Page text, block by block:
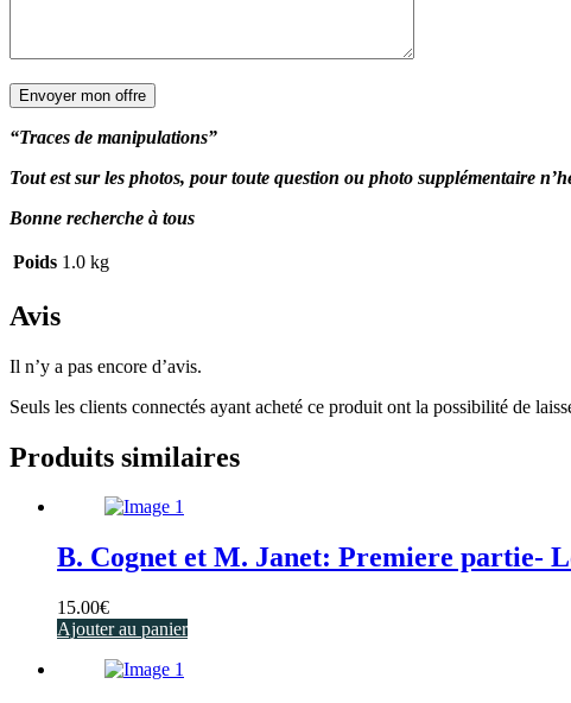
“Traces de manipulations”
Tout est sur les photos, pour toute question ou photo supplémentaire
Bonne recherche à tous
Poids 1.0 kg
Avis
Il n’y a pas encore d’avis.
Seuls les clients connectés ayant acheté ce produit ont la possibilité de
Produits similaires
B. Cognet et M. Janet: Premiere partie-
15.00€
Ajouter au panier